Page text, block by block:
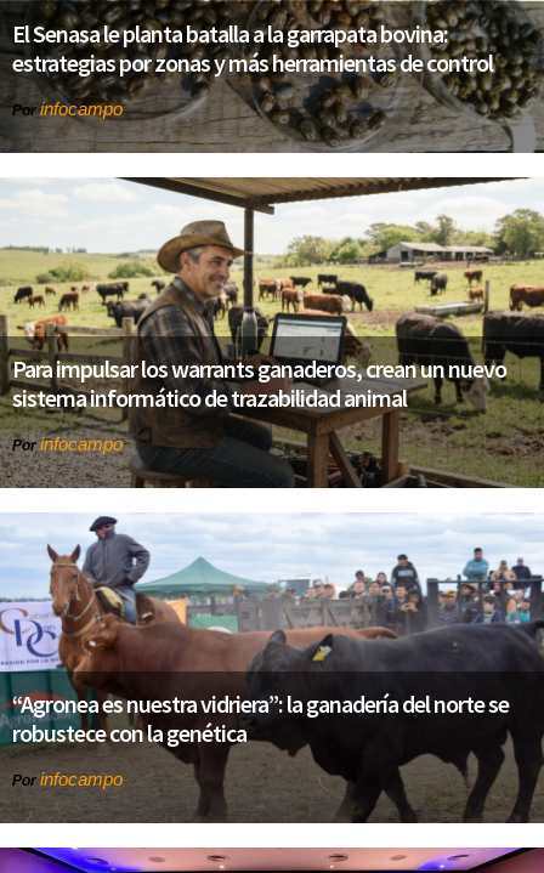
El Senasa le planta batalla a la garrapata bovina:
estrategias por zonas y más herramientas de control
Porinfocampo
Para impulsar los warrants ganaderos, crean un nuevo
sistema informático de trazabilidad animal
Porinfocampo
“Agronea es nuestra vidriera”: la ganadería del norte se
robustece con la genética
Por infocampo